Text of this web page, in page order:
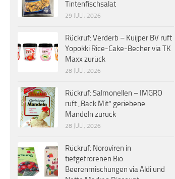
Tintenfischsalat
29 JULI, 2026
Rückruf: Verderb – Kuijper BV ruft
Yopokki Rice-Cake-Becher via TK
Maxx zurück
28 JULI, 2026
Rückruf: Salmonellen – IMGRO
ruft „Back Mit“ geriebene
Mandeln zurück
28 JULI, 2026
Rückruf: Noroviren in
tiefgefrorenen Bio
Beerenmischungen via Aldi und